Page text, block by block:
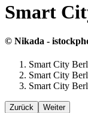
Smart
© Nikada -
Smart City
Smart City
Smart City
Zurück Weiter